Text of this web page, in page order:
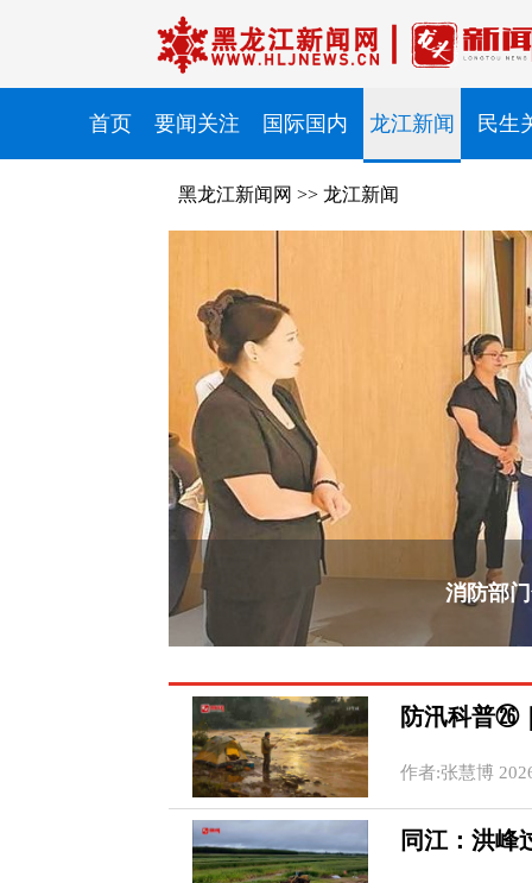
首页 要闻关注 国际国内 龙江新闻 民生
黑龙江新闻网 >> 龙江新闻
消防部
防汛科普㉖
作者:张慧博
同江：洪峰